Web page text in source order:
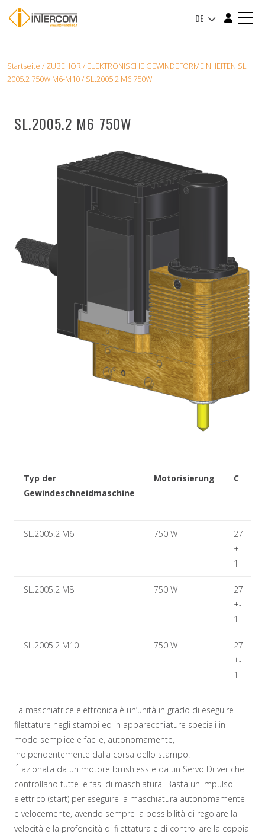
DE
Startseite / ZUBEHÖR/ ELEKTRONISCHE GEWINDEFORMEINHEITEN SL
2005.2 750W M6-M10/ SL.2005.2 M6 750W
SL.2005.2 M6 750W
Typ der
Gewindeschneidmaschine
Motorisierung C
SL.2005.2 M6 750 W
27
+-
1
SL.2005.2 M8 750 W
27
+-
1
SL.2005.2 M10 750 W
27
+-
1
La maschiatrice elettronica è un’unità in grado di eseguire
filettature negli stampi ed in apparecchiature speciali in
modo semplice e facile, autonomamente,
indipendentemente dalla corsa dello stampo.
É azionata da un motore brushless e da un Servo Driver che
controllano tutte le fasi di maschiatura. Basta un impulso
elettrico (start) per eseguire la maschiatura autonomamente
e velocemente, avendo sempre la possibilità di regolare la
velocità e la profondità di filettatura e di controllare la coppia